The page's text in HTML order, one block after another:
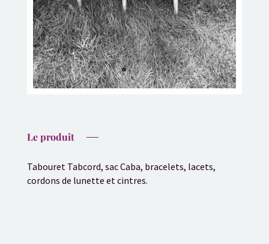
Le produit
Tabouret Tabcord, sac Caba, bracelets, lacets,
cordons de lunette et cintres.